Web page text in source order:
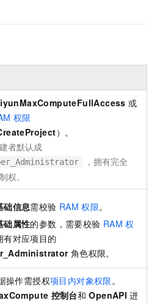
或
权限
）。
者默认成
，拥有完全
权。
础信息需校验 RAM 权限。
础属性的参数，需要校验 RAM 权
有对应项目的
角色权限。
操作需授权项目内对象权限。
控制台和 OpenAPI 进